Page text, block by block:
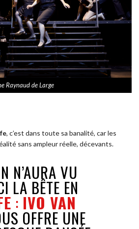
Raynaud de Large
, c’est dans toute sa banalité, car les
sans ampleur réelle, décevants.
N’AURA VU
LA BÊTE EN
: IVO VAN
OFFRE UNE